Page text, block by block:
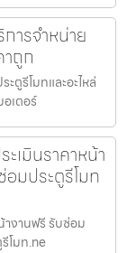
ารจำหน่าย
ถูก
ตูรีโมทและอะไหล่
เตอร์
ะเมินราคาหน้า
มประตูรีโมท
างานฟรี รับซ่อม
โมท.ne